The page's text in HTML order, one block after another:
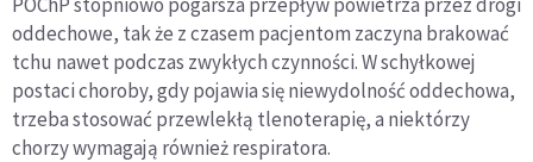
oddechowe, tak że z czasem pacjentom zaczyna brakować
tchu nawet podczas zwykłych czynności. W schyłkowej
postaci choroby, gdy pojawia się niewydolność oddechowa,
trzeba stosować przewlekłą tlenoterapię, a niektórzy
chorzy wymagają również respiratora.